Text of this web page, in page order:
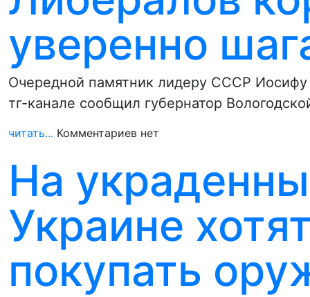
уверенно
Очередной памятник лидеру СССР Иосифу
тг-канале сообщил губернатор
читать... Комментариев нет
На
Украине
покупать